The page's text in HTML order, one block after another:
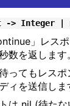
-> Integer
」レス
数を返します。
ってもレス
ィを送信しま